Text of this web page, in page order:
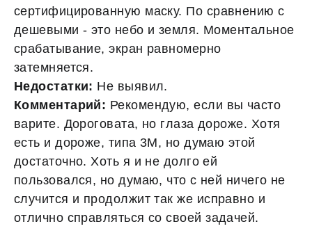
сертифицированную маску. По сравнению с
дешевыми - это небо и земля. Моментальное
срабатывание, экран равномерно
затемняется.
Недостатки: Не выявил.
Комментарий: Рекомендую, если вы часто
варите. Дороговата, но глаза дороже. Хотя
есть и дороже, типа 3М, но думаю этой
достаточно. Хоть я и не долго ей
пользовался, но думаю, что с ней ничего не
случится и продолжит так же исправно и
отлично справляться со своей задачей.